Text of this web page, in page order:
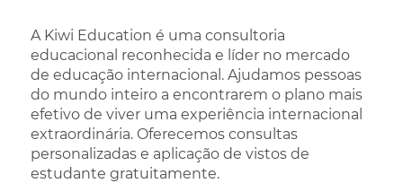
A Kiwi Education é uma consultoria
educacional reconhecida e líder no mercado
de educação internacional. Ajudamos pessoas
do mundo inteiro a encontrarem o plano mais
efetivo de viver uma experiência internacional
extraordinária. Oferecemos consultas
personalizadas e aplicação de vistos de
estudante gratuitamente.